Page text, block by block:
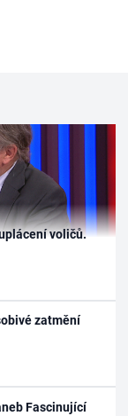
voličů.
zatmění
Fascinující